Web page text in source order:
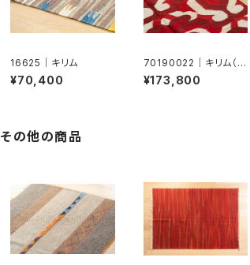
16625｜キリム
¥70,400
70190022｜キリム（ド
ホク）
¥173,800
その他の商品